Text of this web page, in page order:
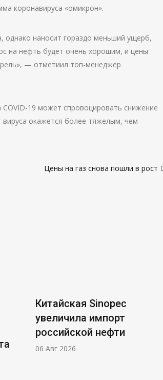
коронавируса «омикрон».
однако наносит гораздо меньший ущерб,
на нефть будет очень хорошим, и цены
— отметиил топ-менеджер
19 может спровоцировать снижение
вируса окажется более тяжелым, чем
Цены на газ снова пошли в рост
Китайская Sinopec
увеличила импорт
российской нефти
06 Авг 2026